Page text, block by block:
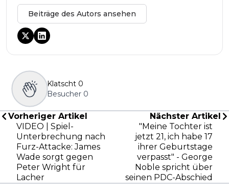
Beiträge des Autors ansehen
Klatscht 0
Besucher 0
Vorheriger Artikel
VIDEO | Spiel-
Unterbrechung nach
Furz-Attacke: James
Wade sorgt gegen
Peter Wright für
Lacher
Nächster Artikel
"Meine Tochter ist
jetzt 21, ich habe 17
ihrer Geburtstage
verpasst" - George
Noble spricht über
seinen PDC-Abschied